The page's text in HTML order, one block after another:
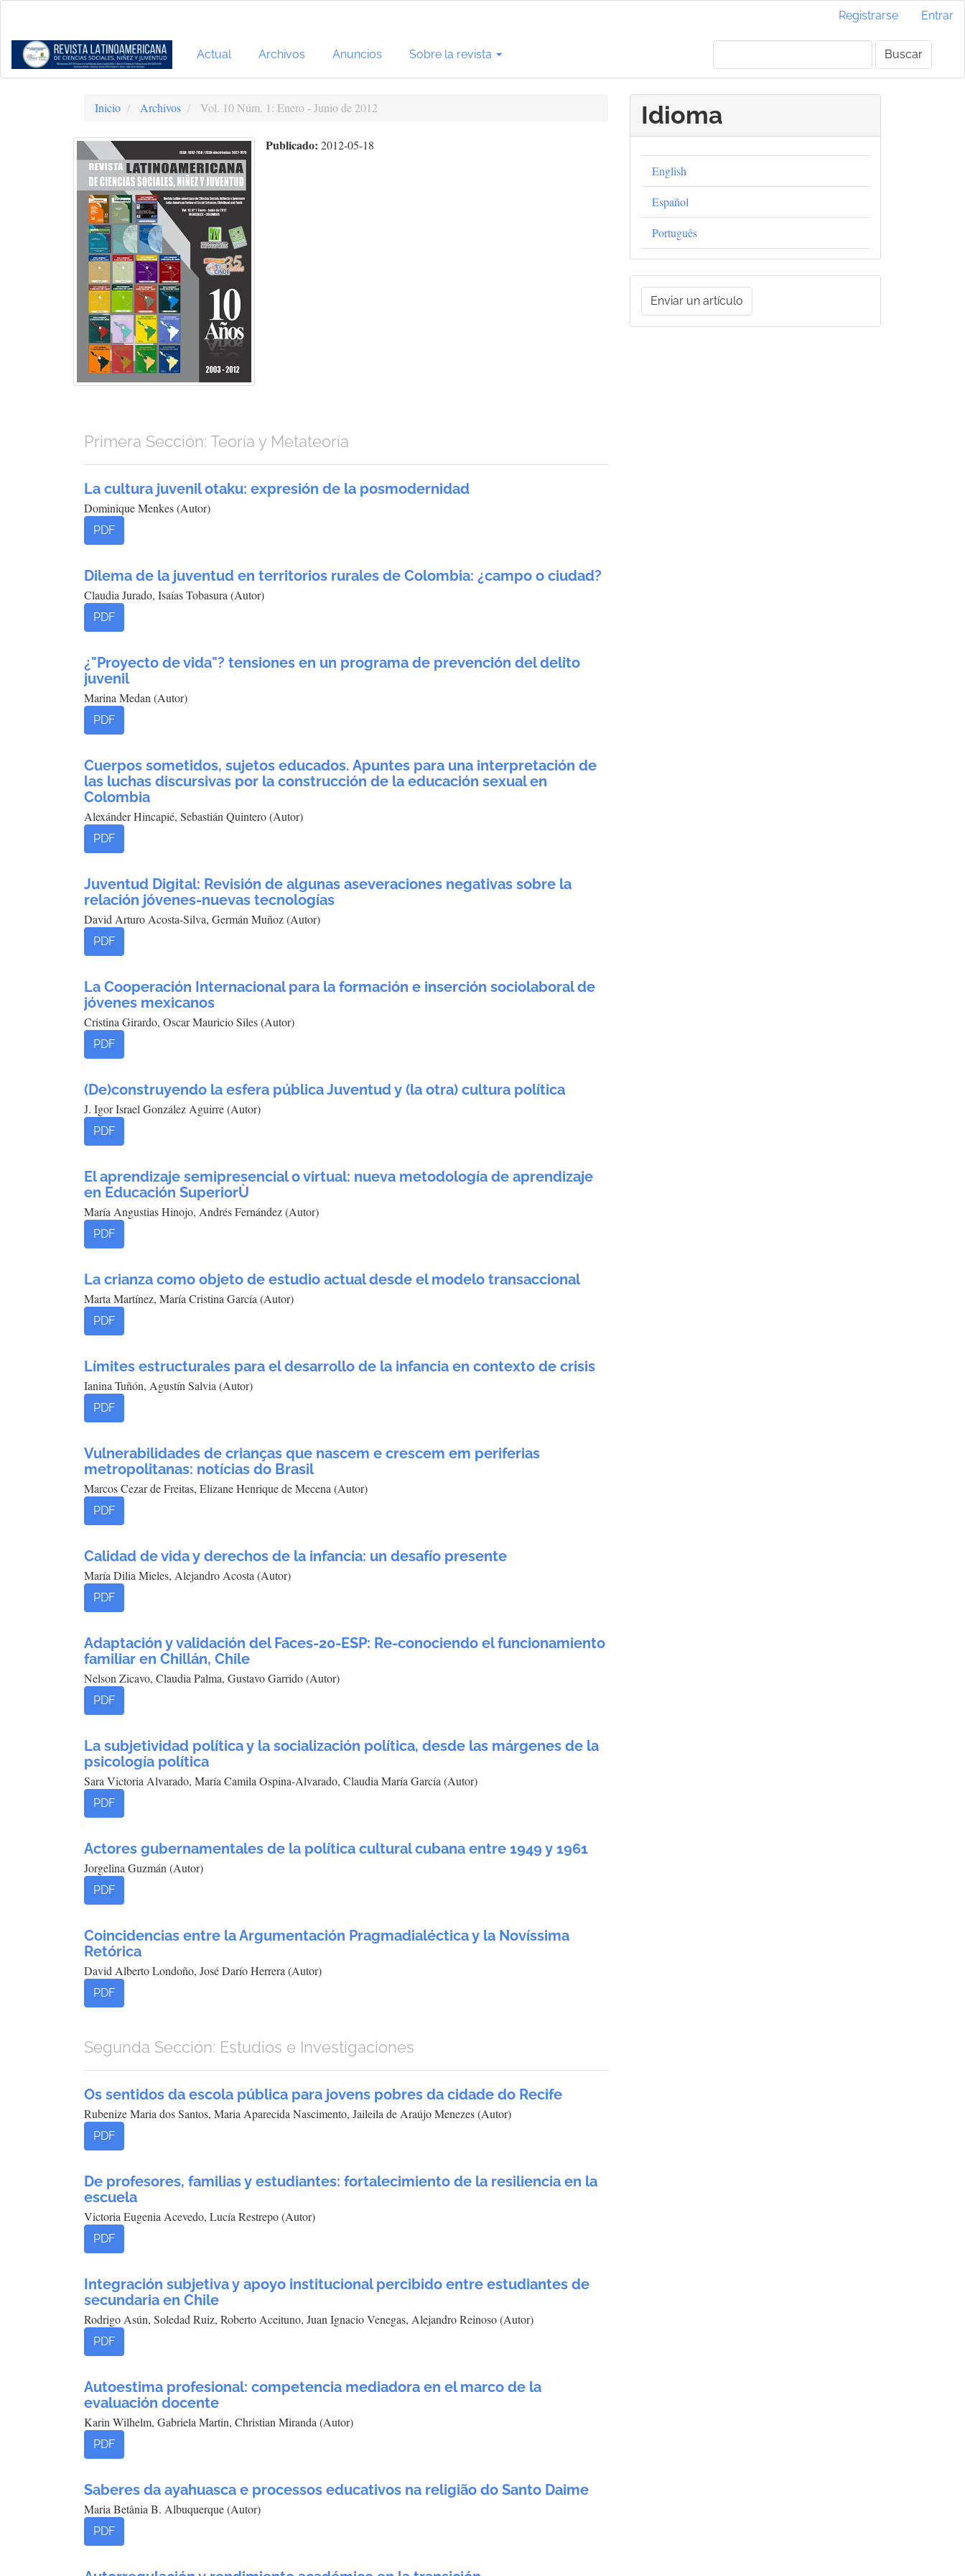
Contenido
principal
Barra
Registrarse Entrar
Actual Archivos Anuncios Sobre la revista Buscar
Inicio Archivos Vol. 10 Núm. 1: Enero - Junio de 2012
Publicado:2012-05-18
Primera Sección: Teoría y Metateoría
La cultura juvenil otaku: expresión de la posmodernidad
Dominique Menkes (Autor)
PDF
Dilema de la juventud en territorios rurales de Colombia: ¿campo o ciudad?
Claudia Jurado, Isaías Tobasura (Autor)
PDF
¿"Proyecto de vida"? tensiones en un programa de prevención del delito
juvenil
Marina Medan (Autor)
PDF
Cuerpos sometidos, sujetos educados. Apuntes para una interpretación de
las luchas discursivas por la construcción de la educación sexual en
Colombia
Alexánder Hincapié, Sebastián Quintero (Autor)
PDF
Juventud Digital: Revisión de algunas aseveraciones negativas sobre la
relación jóvenes-nuevas tecnologías
David Arturo Acosta-Silva, Germán Muñoz (Autor)
PDF
La Cooperación Internacional para la formación e inserción sociolaboral de
jóvenes mexicanos
Cristina Girardo, Oscar Mauricio Siles (Autor)
PDF
(De)construyendo la esfera pública Juventud y (la otra) cultura política
J. Igor Israel González Aguirre (Autor)
PDF
El aprendizaje semipresencial o virtual: nueva metodología de aprendizaje
en Educación SuperiorÙ­
María Angustias Hinojo, Andrés Fernández (Autor)
PDF
La crianza como objeto de estudio actual desde el modelo transaccional
Marta Martínez, María Cristina García (Autor)
PDF
Límites estructurales para el desarrollo de la infancia en contexto de crisis
Ianina Tuñón, Agustín Salvia (Autor)
PDF
Vulnerabilidades de crianças que nascem e crescem em periferias
metropolitanas: notícias do Brasil
Marcos Cezar de Freitas, Elizane Henrique de Mecena (Autor)
PDF
Calidad de vida y derechos de la infancia: un desafío presente
María Dilia Mieles, Alejandro Acosta (Autor)
PDF
Adaptación y validación del Faces-20-ESP: Re-conociendo el funcionamiento
familiar en Chillán, Chile
Nelson Zicavo, Claudia Palma, Gustavo Garrido (Autor)
PDF
La subjetividad política y la socialización política, desde las márgenes de la
psicología política
Sara Victoria Alvarado, María Camila Ospina-Alvarado, Claudia María García (Autor)
PDF
Actores gubernamentales de la política cultural cubana entre 1949 y 1961
Jorgelina Guzmán (Autor)
PDF
Coincidencias entre la Argumentación Pragmadialéctica y la Novíssima
Retórica
David Alberto Londoño, José Darío Herrera (Autor)
PDF
Segunda Sección: Estudios e Investigaciones
Os sentidos da escola pública para jovens pobres da cidade do Recife
Rubenize Maria dos Santos, Maria Aparecida Nascimento, Jaileila de Araújo Menezes (Autor)
PDF
De profesores, familias y estudiantes: fortalecimiento de la resiliencia en la
escuela
Victoria Eugenia Acevedo, Lucía Restrepo (Autor)
PDF
Integración subjetiva y apoyo institucional percibido entre estudiantes de
secundaria en Chile
Rodrigo Asún, Soledad Ruiz, Roberto Aceituno, Juan Ignacio Venegas, Alejandro Reinoso (Autor)
PDF
Autoestima profesional: competencia mediadora en el marco de la
evaluación docente
Karin Wilhelm, Gabriela Martin, Christian Miranda (Autor)
PDF
Saberes da ayahuasca e processos educativos na religião do Santo Daime
Maria Betânia B. Albuquerque (Autor)
PDF
Idioma
English
Español
Português
Enviar
unEnviar un artículo